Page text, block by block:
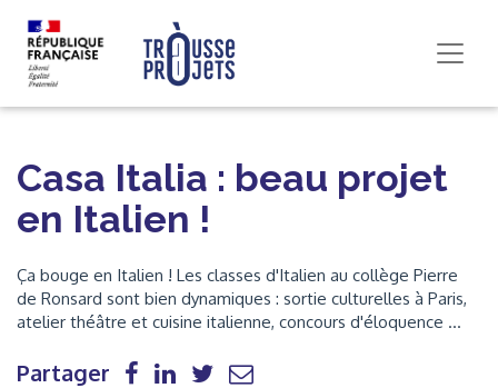
Casa Italia : beau projet
en Italien !
Ça bouge en Italien ! Les classes d'Italien au collège Pierre
de Ronsard sont bien dynamiques : sortie culturelles à Paris,
atelier théâtre et cuisine italienne, concours d'éloquence ...
Partager